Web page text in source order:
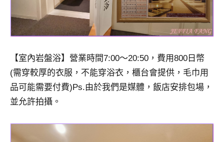
【室內岩盤浴】營業時間7:00～20:50，費用800日幣
(需穿較厚的衣服，不能穿浴衣，櫃台會提供，毛巾用
品可能需要付費)Ps.由於我們是媒體，飯店安排包場，
並允許拍攝。